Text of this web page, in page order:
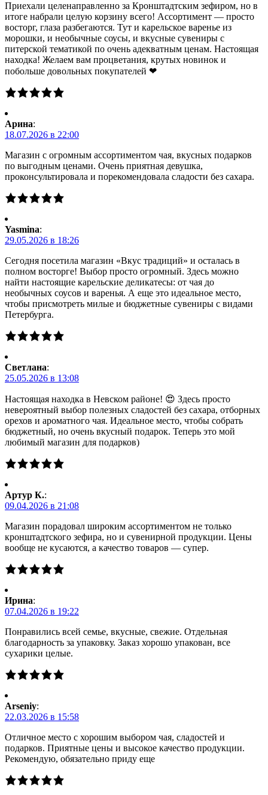
Приехали целенаправленно за Кронштадтским зефиром, но в
итоге набрали целую корзину всего! Ассортимент — просто
восторг, глаза разбегаются. Тут и карельское варенье из
морошки, и необычные соусы, и вкусные сувениры с
питерской тематикой по очень адекватным ценам. Настоящая
находка! Желаем вам процветания, крутых новинок и
побольше довольных покупателей ❤
Арина:
18.07.2026 в 22:00
Магазин с огромным ассортиментом чая, вкусных подарков
по выгодным ценами. Очень приятная девушка,
проконсультировала и порекомендовала сладости без сахара.
Yasmina:
29.05.2026 в 18:26
Сегодня посетила магазин «Вкус традиций» и осталась в
полном восторге! Выбор просто огромный. Здесь можно
найти настоящие карельские деликатесы: от чая до
необычных соусов и варенья. А еще это идеальное место,
чтобы присмотреть милые и бюджетные сувениры с видами
Петербурга.
Светлана:
25.05.2026 в 13:08
Настоящая находка в Невском районе! 😍 Здесь просто
невероятный выбор полезных сладостей без сахара, отборных
орехов и ароматного чая. Идеальное место, чтобы собрать
бюджетный, но очень вкусный подарок. Теперь это мой
любимый магазин для подарков)
Артур К.:
09.04.2026 в 21:08
Магазин порадовал широким ассортиментом не только
кронштадтского зефира, но и сувенирной продукции. Цены
вообще не кусаются, а качество товаров — супер.
Ирина:
07.04.2026 в 19:22
Понравились всей семье, вкусные, свежие. Отдельная
благодарность за упаковку. Заказ хорошо упакован, все
сухарики целые.
Arseniy:
22.03.2026 в 15:58
Отличное место с хорошим выбором чая, сладостей и
подарков. Приятные цены и высокое качество продукции.
Рекомендую, обязательно приду еще